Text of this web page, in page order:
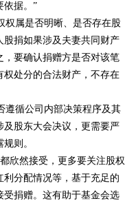
依据。”
属是否明晰、是否存在股
捐如果涉及夫妻共同财产
，要确认捐赠方是否对该笔
处分的合法财产，不存在
循公司内部决策程序及其
股东大会决议，更需要严
则。
欣然接受，更多要关注股权
分配情况等，基于充足的
捐赠。这有助于基金会选